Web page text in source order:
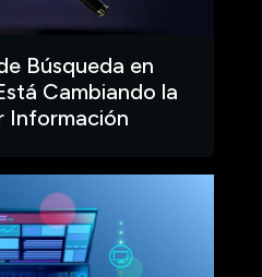
Búsqueda en
Cambiando la
Información